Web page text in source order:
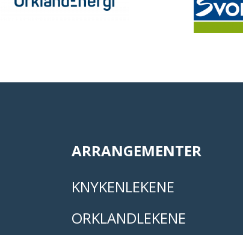
ARRANGEMENTER
KNYKENLEKENE
ORKLANDLEKENE